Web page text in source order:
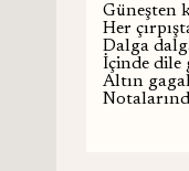
Güneşten
Her
Dalga
İçinde dile
Altın